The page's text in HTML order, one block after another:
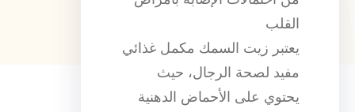
القلب
يعتبر زيت السمك مكمل غذائي
مفيد لصحة الرجال، حيث
يحتوي على الأحماض الدهنية